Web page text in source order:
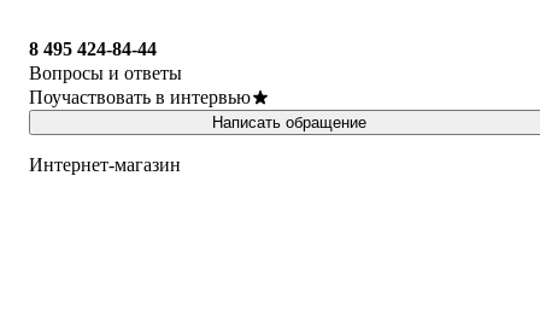
8 495 424-84-44
Вопросы и ответы
Поучаствовать в интервью
Написать обращение
Интернет-магазин